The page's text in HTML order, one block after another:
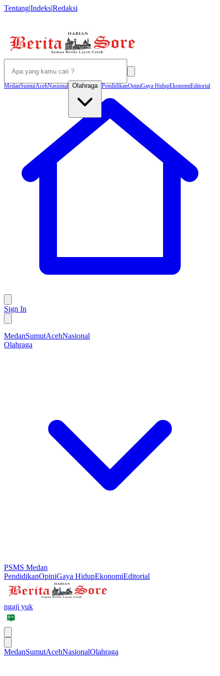
Tentang|Indeks|Redaksi
MedanSumutAcehNasional Olahraga PendidikanOpiniGaya HidupEkonomiEditorial
Sign In
MedanSumutAcehNasional
Olahraga
PSMS Medan
PendidikanOpiniGaya HidupEkonomiEditorial
ngaji yuk
MedanSumutAcehNasionalOlahraga